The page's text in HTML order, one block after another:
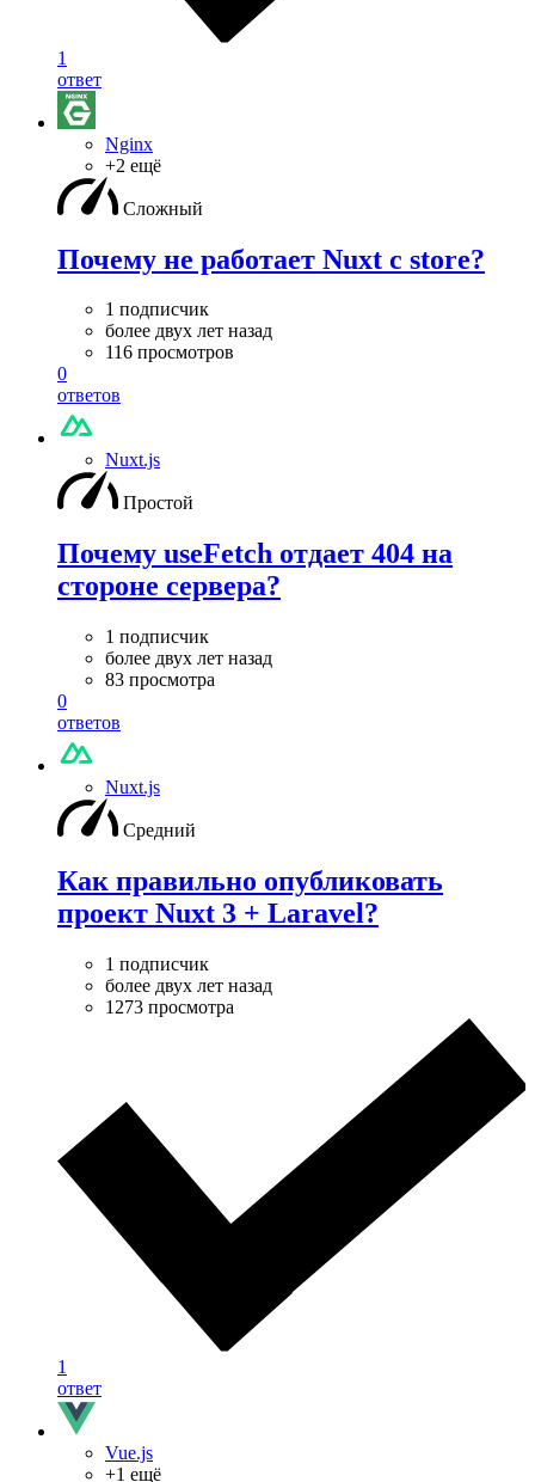
1
ответ
Nginx
+2 ещё
Сложный
Почему не работает Nuxt с store?
1 подписчик
более двух лет назад
116 просмотров
0
ответов
Nuxt.js
Простой
Почему useFetch отдает 404 на
стороне сервера?
1 подписчик
более двух лет назад
83 просмотра
0
ответов
Nuxt.js
Средний
Как правильно опубликовать
проект Nuxt 3 + Laravel?
1 подписчик
более двух лет назад
1273 просмотра
1
ответ
Vue.js
+1 ещё